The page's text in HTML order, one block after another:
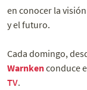
en conocer la
y el futuro.
Cada domingo,
Warnkenconduce
TV.